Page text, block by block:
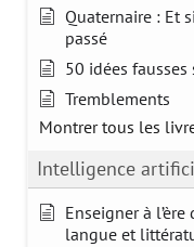
Quaternaire : Et
passé
50 idées fausses
Tremblements
Montrer tous les
Intelligence
Enseigner à
langue et